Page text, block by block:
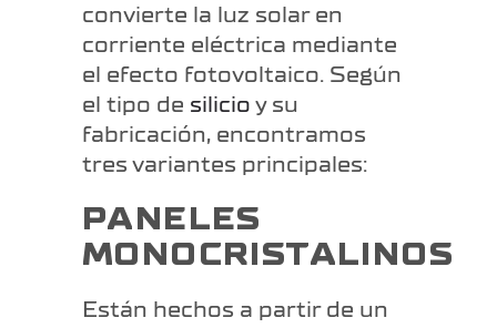
convierte la luz solar en
corriente eléctrica mediante
el efecto fotovoltaico. Según
el tipo de silicio y su
fabricación, encontramos
tres variantes principales:
PANELES
MONOCRISTALINOS
Están hechos a partir de un